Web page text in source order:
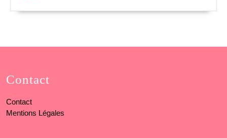
Contact
Contact
Mentions Légales